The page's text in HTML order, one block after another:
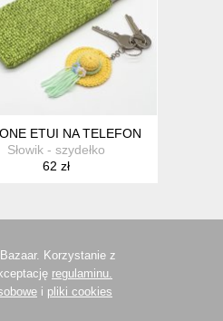
DOMILKOWYDOMEK,
ETUI NA TELEFON
Słowik - szydełko
62 zł
Korzystanie z
regulaminu.
i pliki cookies